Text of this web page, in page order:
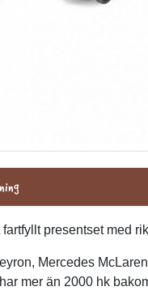
fartfyllt presentset med
Mercedes
mer än 2000 hk